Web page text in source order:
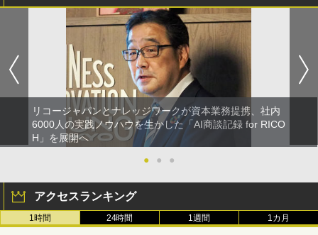
リコージャパンとナレッジワークが資本業務提携、社内
6000人の実践ノウハウを生かした「AI商談記録 for RICO
H」を展開へ
●
● ●
アクセスランキング
1時間 24時間 1週間 1カ月